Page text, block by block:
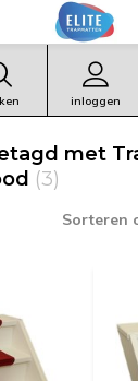
inloggen
met
(3)
Sorteren